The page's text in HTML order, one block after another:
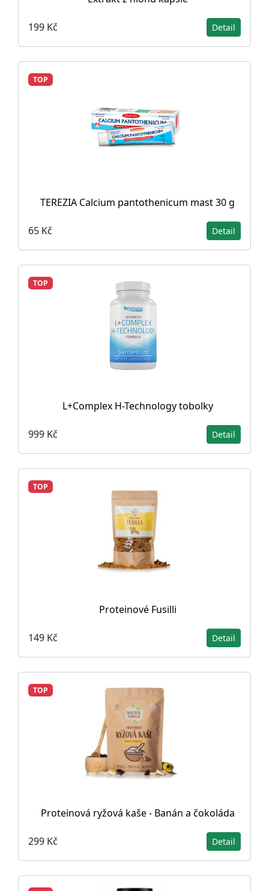
199 Kč Detail
TOP
TEREZIA Calcium pantothenicum mast 30 g
65 Kč Detail
TOP
L+Complex H-Technology tobolky
999 Kč Detail
TOP
Proteinové Fusilli
149 Kč Detail
TOP
Proteinová ryžová kaše - Banán a čokoláda
299 Kč Detail